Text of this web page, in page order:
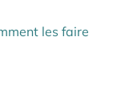
les faire